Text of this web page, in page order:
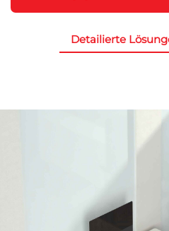
Umweltverantwortung,
Detailierte